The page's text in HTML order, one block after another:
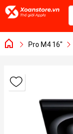
Pro M4 16"